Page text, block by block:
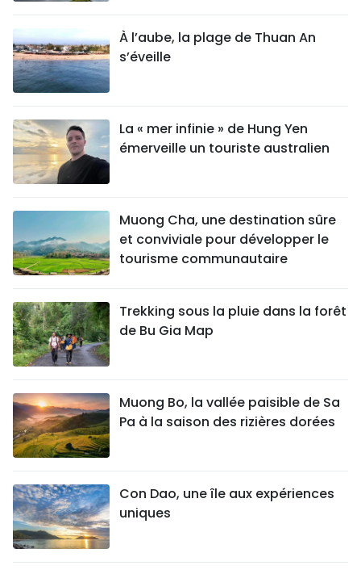
À l’aube, la plage de Thuan An
s’éveille
La « mer infinie » de Hung Yen
émerveille un touriste australien
Muong Cha, une destination sûre
et conviviale pour développer le
tourisme communautaire
Trekking sous la pluie dans la forêt
de Bu Gia Map
Muong Bo, la vallée paisible de Sa
Pa à la saison des rizières dorées
Con Dao, une île aux expériences
uniques